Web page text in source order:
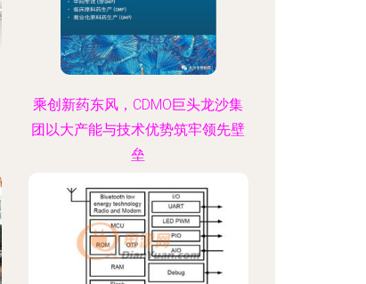
乘创新药东风，CDMO巨头龙沙集
团以大产能与技术优势筑牢领先壁
垒